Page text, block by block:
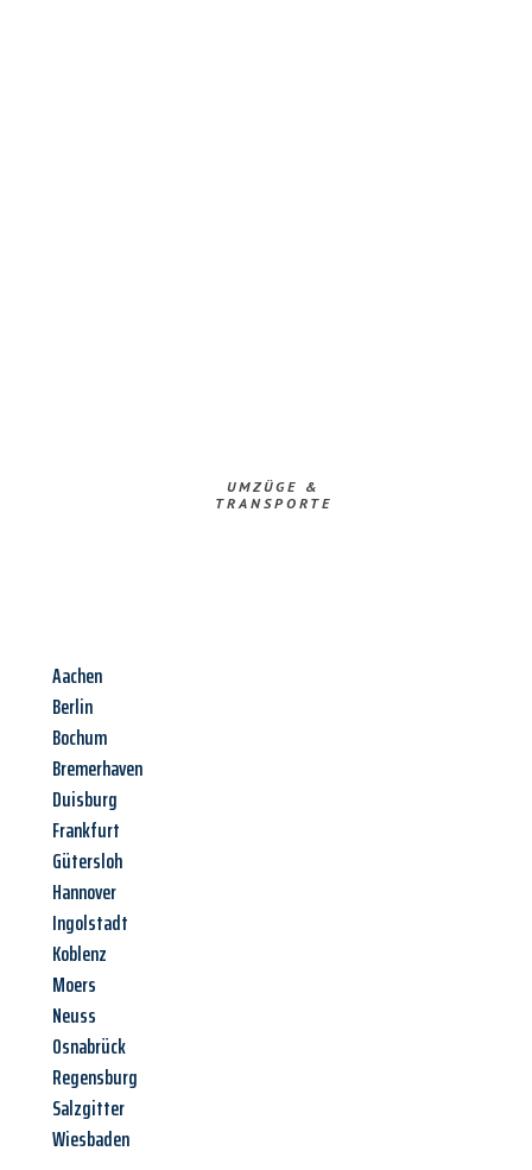
UMZÜGE &
TRANSPORTE
Aachen
Berlin
Bochum
Bremerhaven
Duisburg
Frankfurt
Gütersloh
Hannover
Ingolstadt
Koblenz
Moers
Neuss
Osnabrück
Regensburg
Salzgitter
Wiesbaden